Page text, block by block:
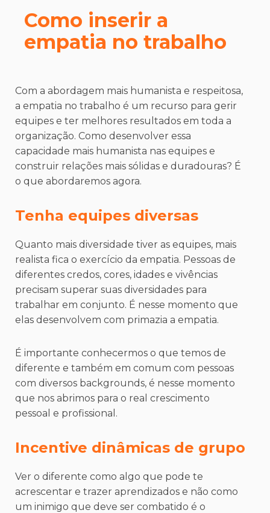
Como inserir a
empatia no trabalho
Com a abordagem mais humanista e respeitosa,
a empatia no trabalho é um recurso para gerir
equipes e ter melhores resultados em toda a
organização. Como desenvolver essa
capacidade mais humanista nas equipes e
construir relações mais sólidas e duradouras? É
o que abordaremos agora.
Tenha equipes diversas
Quanto mais diversidade tiver as equipes, mais
realista fica o exercício da empatia. Pessoas de
diferentes credos, cores, idades e vivências
precisam superar suas diversidades para
trabalhar em conjunto. É nesse momento que
elas desenvolvem com primazia a empatia.
É importante conhecermos o que temos de
diferente e também em comum com pessoas
com diversos backgrounds, é nesse momento
que nos abrimos para o real crescimento
pessoal e profissional.
Incentive dinâmicas de grupo
Ver o diferente como algo que pode te
acrescentar e trazer aprendizados e não como
um inimigo que deve ser combatido é o